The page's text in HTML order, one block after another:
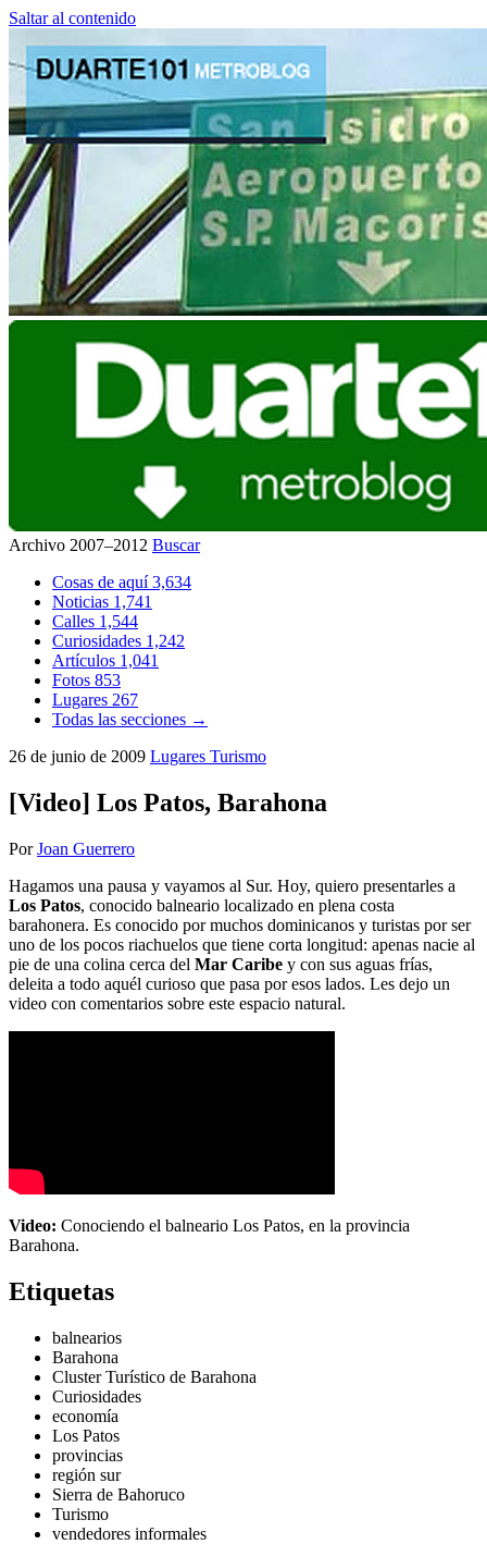
Saltar al contenido
Archivo 2007–2012 Buscar
Cosas de aquí3,634
Noticias 1,741
Calles 1,544
Curiosidades 1,242
Artículos 1,041
Fotos 853
Lugares 267
Todas las secciones →
26 de junio de 2009 Lugares Turismo
[Video] Los Patos, Barahona
PorJoan Guerrero
Hagamos una pausa y vayamos al Sur. Hoy, quiero presentarles a
Los Patos, conocido balneario localizado en plena costa
barahonera. Es conocido por muchos dominicanos y turistas por ser
uno de los pocos riachuelos que tiene corta longitud: apenas nacie al
pie de una colina cerca del Mar Caribe y con sus aguas frías,
deleita a todo aquél curioso que pasa por esos lados. Les dejo un
video con comentarios sobre este espacio natural.
Video: Conociendo el balneario Los Patos, en la provincia
Barahona.
Etiquetas
balnearios
Barahona
Cluster Turístico de Barahona
Curiosidades
economía
Los Patos
provincias
región sur
Sierra de Bahoruco
Turismo
vendedores informales